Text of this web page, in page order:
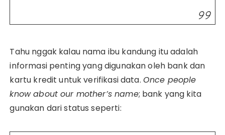
Tahu nggak kalau nama ibu kandung itu adalah
informasi penting yang digunakan oleh bank dan
kartu kredit untuk verifikasi data. Once people
know about our mother’s name; bank yang kita
gunakan dari status seperti: